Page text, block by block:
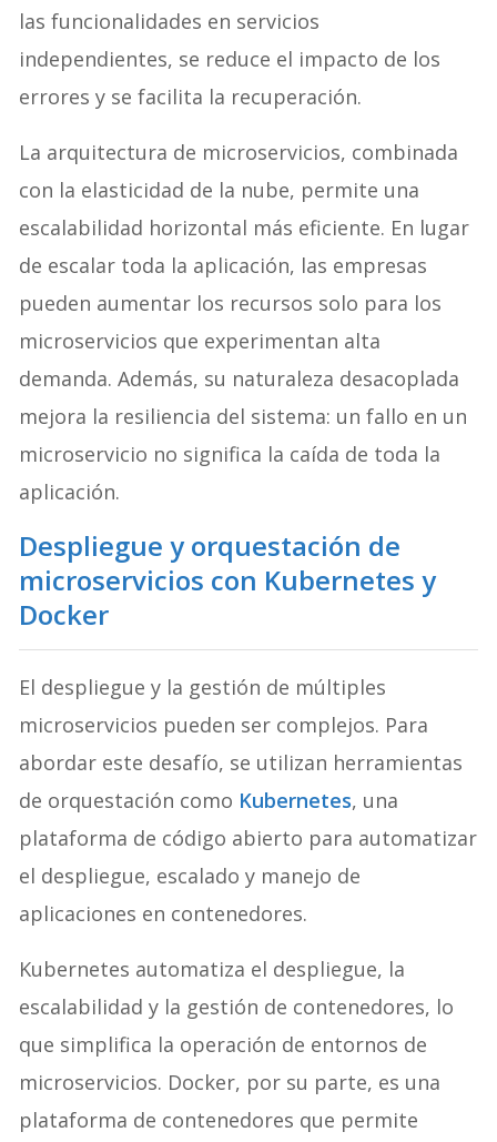
las funcionalidades en servicios
independientes, se reduce el impacto de los
errores y se facilita la recuperación.
La arquitectura de microservicios, combinada
con la elasticidad de la nube, permite una
escalabilidad horizontal más eficiente. En lugar
de escalar toda la aplicación, las empresas
pueden aumentar los recursos solo para los
microservicios que experimentan alta
demanda. Además, su naturaleza desacoplada
mejora la resiliencia del sistema: un fallo en un
microservicio no significa la caída de toda la
aplicación.
Despliegue y orquestación de
microservicios con Kubernetes y
Docker
El despliegue y la gestión de múltiples
microservicios pueden ser complejos. Para
abordar este desafío, se utilizan herramientas
de orquestación como Kubernetes, una
plataforma de código abierto para automatizar
el despliegue, escalado y manejo de
aplicaciones en contenedores.
Kubernetes automatiza el despliegue, la
escalabilidad y la gestión de contenedores, lo
que simplifica la operación de entornos de
microservicios. Docker, por su parte, es una
plataforma de contenedores que permite